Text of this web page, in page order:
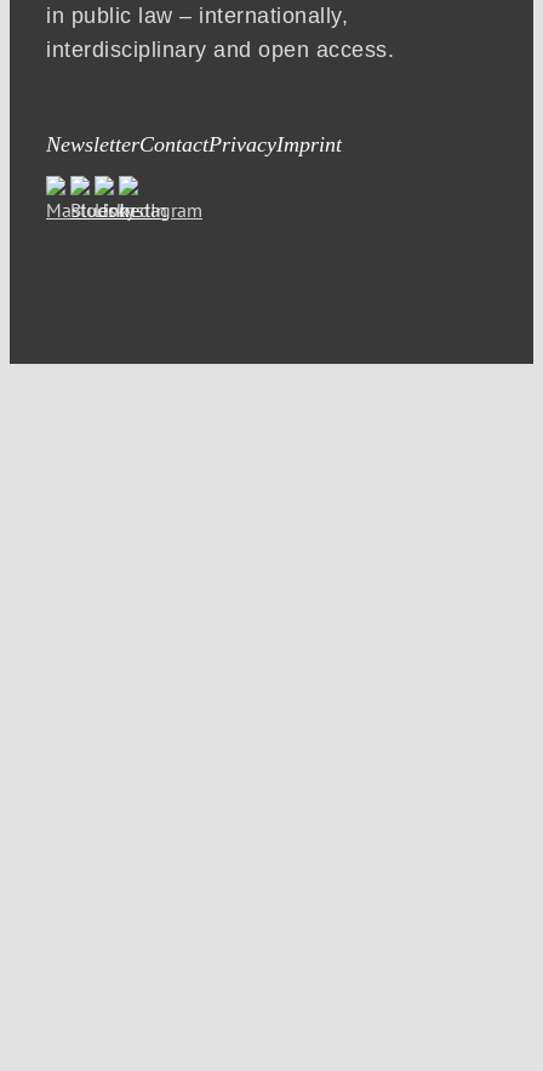
in public law – internationally,
interdisciplinary and open access.
NewsletterContactPrivacyImprint